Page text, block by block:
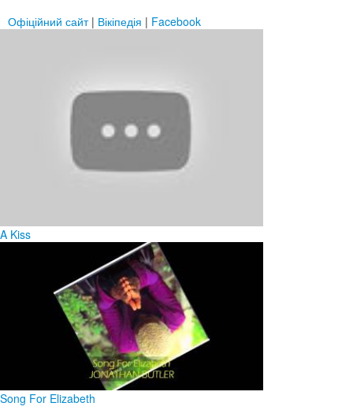
Офіційний сайт| Вікіпедія | Facebook
A Kiss
Song For Elizabeth